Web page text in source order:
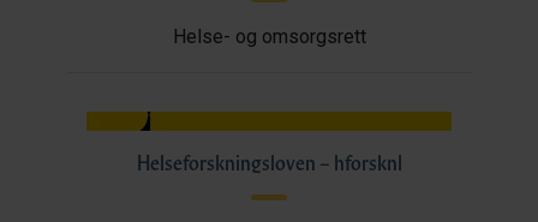
Helse- og omsorgsrett
Helseforskningsloven – hforsknl